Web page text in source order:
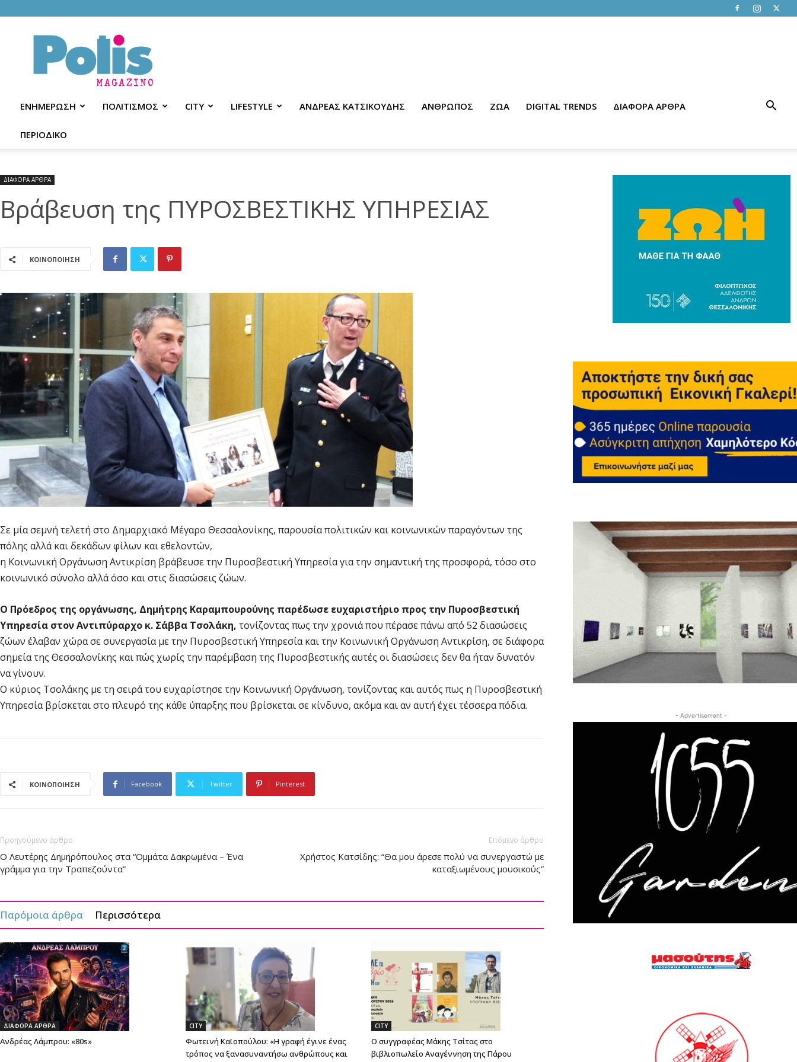
Polis
Magazino
ΕΝΗΜΕΡΩΣΗ ΠΟΛΙΤΙΣΜΟΣ CITY LIFESTYLE ΑΝΔΡΕΑΣ ΚΑΤΣΙΚΟΥΔΗΣ ΑΝΘΡΩΠΟΣ ΖΩΑ DIGITAL TRENDS ΔΙΑΦΟΡΑ ΑΡΘΡΑ
ΠΕΡΙΟΔΙΚΟ
ΔΙΑΦΟΡΑ ΑΡΘΡΑ
Βράβευση της ΠΥΡΟΣΒΕΣΤΙΚΗΣ ΥΠΗΡΕΣΙΑΣ
ΚΟΙΝΟΠΟΙΗΣΗ
Σε μία σεμνή τελετή στο Δημαρχιακό Μέγαρο Θεσσαλονίκης, παρουσία πολιτικών και κοινωνικών παραγόντων της
πόλης αλλά και δεκάδων φίλων και εθελοντών,
η Κοινωνική Οργάνωση Αντικρίση βράβευσε την Πυροσβεστική Υπηρεσία για την σημαντική της προσφορά, τόσο στο
κοινωνικό σύνολο αλλά όσο και στις διασώσεις ζώων.
Ο Πρόεδρος της οργάνωσης, Δημήτρης Καραμπουρούνης παρέδωσε ευχαριστήριο προς την Πυροσβεστική
Υπηρεσία στον Αντιπύραρχο κ. Σάββα Τσολάκη, τονίζοντας πως την χρονιά που πέρασε πάνω από 52 διασώσεις
ζώων έλαβαν χώρα σε συνεργασία με την Πυροσβεστική Υπηρεσία και την Κοινωνική Οργάνωση Αντικρίση, σε διάφορα
σημεία της Θεσσαλονίκης και πώς χωρίς την παρέμβαση της Πυροσβεστικής αυτές οι διασώσεις δεν θα ήταν δυνατόν
να γίνουν.
Ο κύριος Τσολάκης με τη σειρά του ευχαρίστησε την Κοινωνική Οργάνωση, τονίζοντας και αυτός πως η Πυροσβεστική
Υπηρεσία βρίσκεται στο πλευρό της κάθε ύπαρξης που βρίσκεται σε κίνδυνο, ακόμα και αν αυτή έχει τέσσερα πόδια.
ΚΟΙΝΟΠΟΙΗΣΗ Facebook Twitter Pinterest
Προηγούμενο άρθρο
Ο Λευτέρης Δημηρόπουλος στα “Ομμάτα Δακρωμένα – Ένα
γράμμα για την Τραπεζούντα”
Επόμενο άρθρο
Χρήστος Κατσίδης: “Θα μου άρεσε πολύ να συνεργαστώ με
καταξιωμένους μουσικούς”
Παρόμοια άρθρα Περισσότερα
ΔΙΑΦΟΡΑ ΑΡΘΡΑ
Ανδρέας Λάμπρου: «80s»
CITY
Φωτεινή Καϊοπούλου: «Η γραφή έγινε ένας
τρόπος να ξανασυναντήσω ανθρώπους και
CITY
Ο συγγραφέας Μάκης Τσίτας στο
βιβλιοπωλείο Αναγέννηση της Πάρου
- Advertisement -